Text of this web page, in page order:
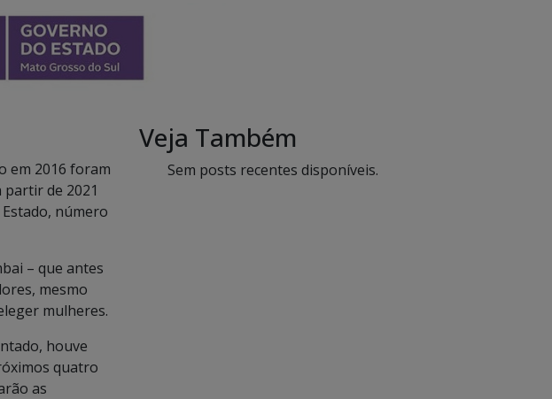
em 2016 foram
de 2021
número
– que antes
mesmo
mulheres.
houve
quatro
as
Veja Também
Sem posts recentes disponíveis.